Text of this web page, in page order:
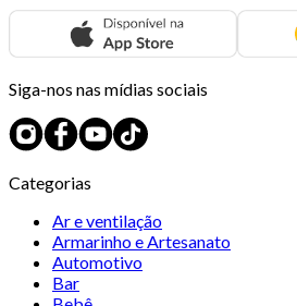
Siga-nos nas mídias sociais
Categorias
Ar e ventilação
Armarinho e Artesanato
Automotivo
Bar